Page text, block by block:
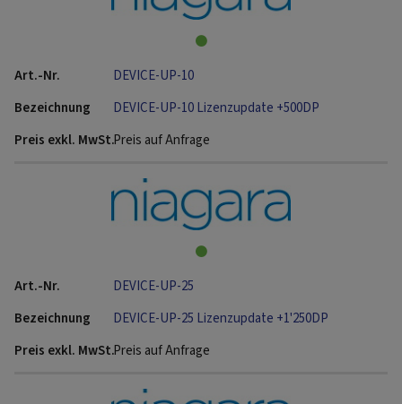
DEVICE-UP-10
DEVICE-UP-10 Lizenzupdate +500DP
Preis auf Anfrage
DEVICE-UP-25
DEVICE-UP-25 Lizenzupdate +1'250DP
Preis auf Anfrage